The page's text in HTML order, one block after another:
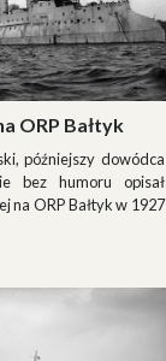
ORP Bałtyk
późniejszy dowódca
bez humoru opisał
na ORP Bałtyk w 1927